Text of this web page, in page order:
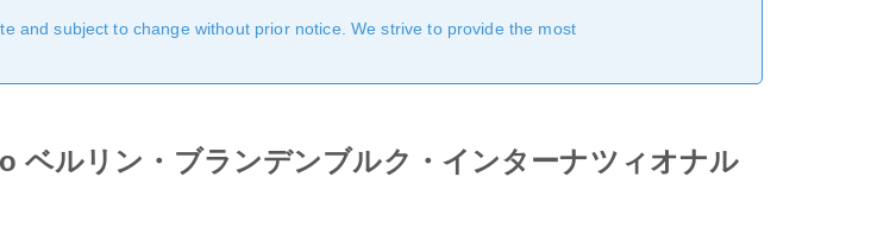
and subject to change without prior notice. We strive to provide the most
ルリン・ブランデンブルク・インターナツィオナル